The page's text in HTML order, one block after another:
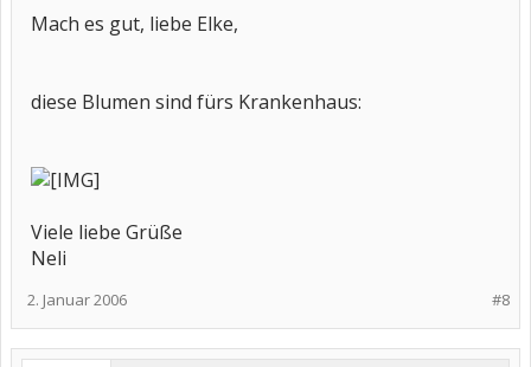
Mach es gut, liebe Elke,
diese Blumen sind fürs Krankenhaus:
Viele liebe Grüße
Neli
#8
2. Januar 2006